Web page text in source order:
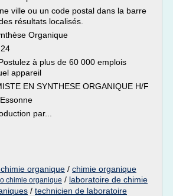
ville ou un code postal dans la barre
résultats localisés.
Organique
à plus de 60 000 emplois
appareil
EN SYNTHESE ORGANIQUE H/F
par...
organique / chimie organique
chimie organique / laboratoire de chimie
/ technicien de laboratoire